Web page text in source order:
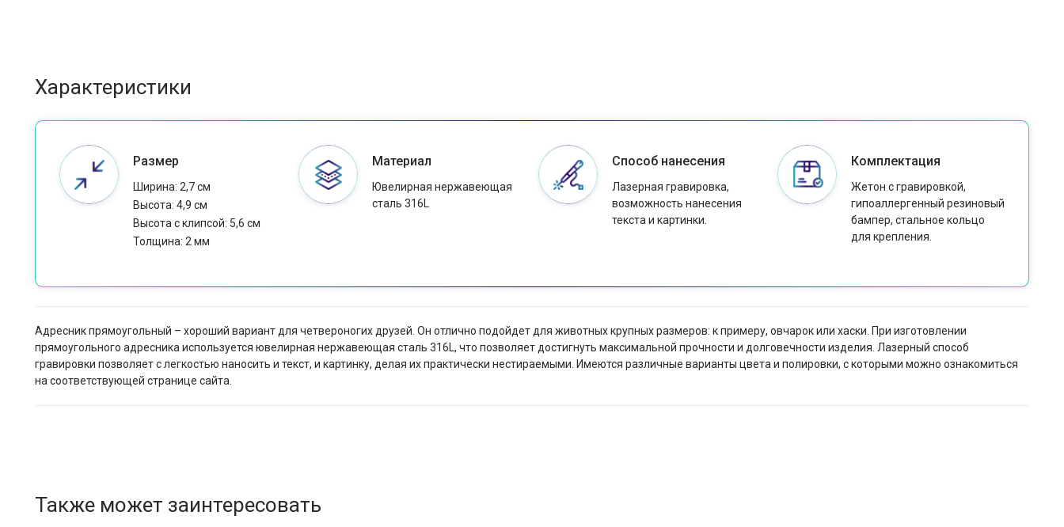
Характеристики
Размер
Ширина: 2,7 см
Высота: 4,9 см
Высота с клипсой: 5,6 см
Толщина: 2 мм
Материал
Ювелирная нержавеющая
сталь 316L
Способ нанесения
Лазерная гравировка,
возможность нанесения
текста и картинки.
Комплектация
Жетон с гравировкой,
гипоаллергенный резиновый
бампер, стальное кольцо
для крепления.
Адресник прямоугольный – хороший вариант для четвероногих друзей. Он отлично подойдет для животных крупных размеров: к примеру, овчарок или хаски. При изготовлении
прямоугольного адресника используется ювелирная нержавеющая сталь 316L, что позволяет достигнуть максимальной прочности и долговечности изделия. Лазерный способ
гравировки позволяет с легкостью наносить и текст, и картинку, делая их практически нестираемыми. Имеются различные варианты цвета и полировки, с которыми можно ознакомиться
на соответствующей странице сайта.
Также может заинтересовать